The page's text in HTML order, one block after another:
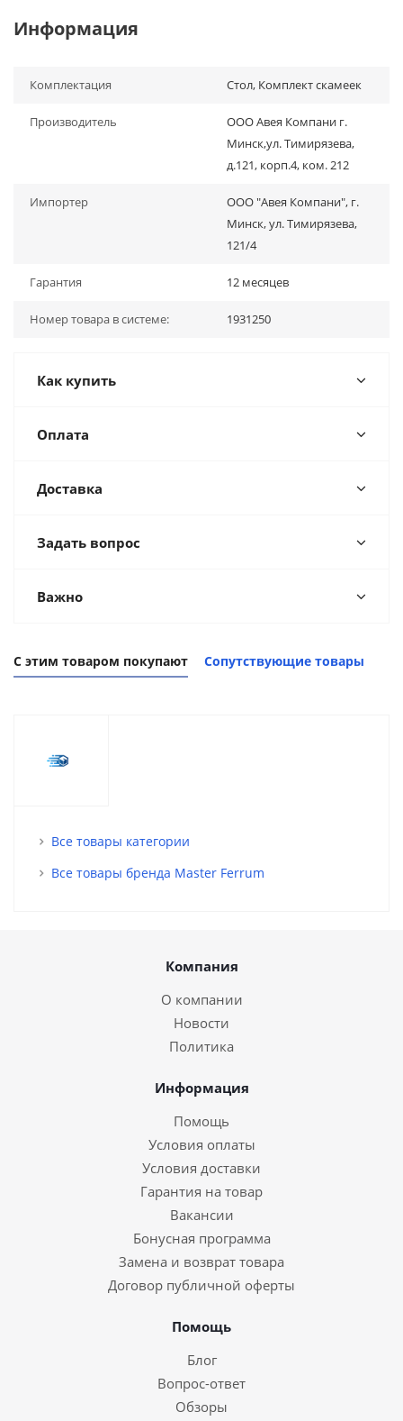
Информация
Комплектация Стол, Комплект скамеек
Производитель
ООО Авея Компани г.
Минск,ул. Тимирязева,
д.121, корп.4, ком. 212
Импортер
ООО "Авея Компани", г.
Минск, ул. Тимирязева,
121/4
Гарантия 12 месяцев
Номер товара в системе: 1931250
Как купить
Оплата
Доставка
Задать вопрос
Важно
С этим товаром покупают Сопутствующие товары
Все товары категории
Все товары бренда Master Ferrum
Компания
О компании
Новости
Политика
Информация
Помощь
Условия оплаты
Условия доставки
Гарантия на товар
Вакансии
Бонусная программа
Замена и возврат товара
Договор публичной оферты
Помощь
Блог
Вопрос-ответ
Обзоры